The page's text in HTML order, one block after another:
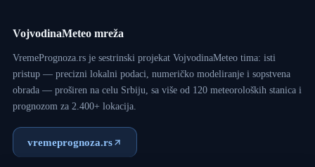
VojvodinaMeteo mreža
VremePrognoza.rs je sestrinski projekat VojvodinaMeteo tima: isti
pristup — precizni lokalni podaci, numeričko modeliranje i sopstvena
obrada — proširen na celu Srbiju, sa više od 120 meteoroloških stanica i
prognozom za 2.400+ lokacija.
vremeprognoza.rs